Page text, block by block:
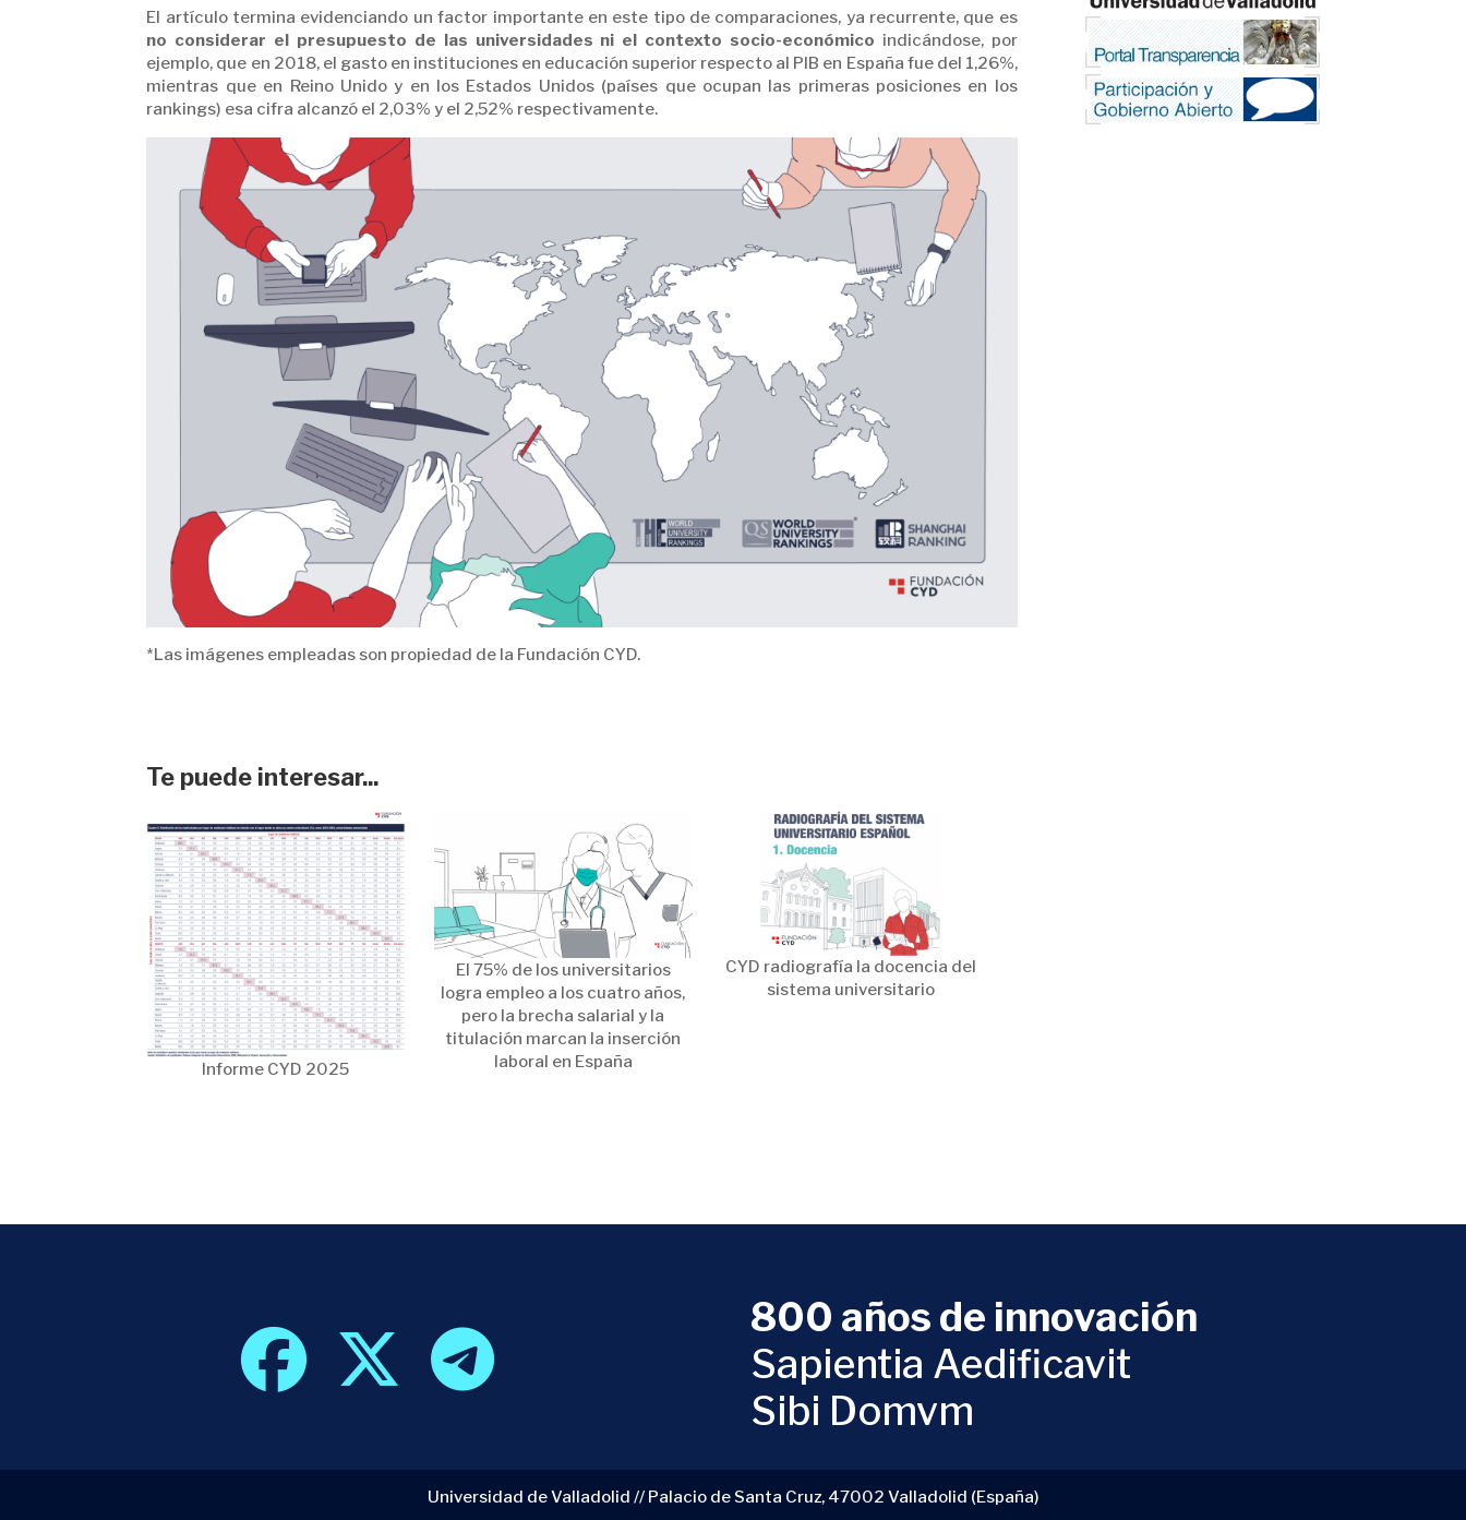
El artículo termina evidenciando un factor importante en este tipo de comparaciones, ya recurrente, que es
no considerar el presupuesto de las universidades ni el contexto socio-económico indicándose, por
ejemplo, que en 2018, el gasto en instituciones en educación superior respecto al PIB en España fue del 1,26%,
mientras que en Reino Unido y en los Estados Unidos (países que ocupan las primeras posiciones en los
rankings) esa cifra alcanzó el 2,03% y el 2,52% respectivamente.
*Las imágenes empleadas son propiedad de la Fundación CYD.
Te puede interesar...
Informe CYD 2025
El 75% de los universitarios
logra empleo a los cuatro años,
pero la brecha salarial y la
titulación marcan la inserción
laboral en España
CYD radiografía la docencia del
sistema universitario
800 años de innovación
Sapientia Aedificavit
Sibi Domvm
Universidad de Valladolid // Palacio de Santa Cruz, 47002 Valladolid (España)